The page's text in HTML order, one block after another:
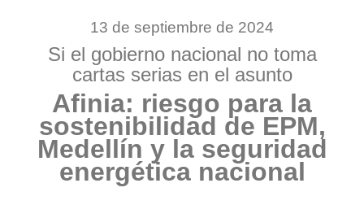
13 de septiembre de 2024
Si el gobierno nacional no toma
cartas serias en el asunto
Afinia: riesgo para la
sostenibilidad de EPM,
Medellín y la seguridad
energética nacional